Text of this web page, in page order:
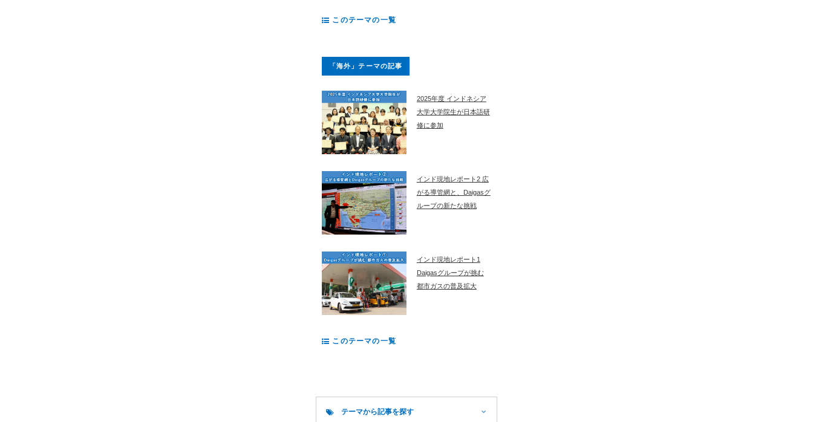
このテーマの一覧
「海外」テーマの記事
2025年度 インドネシア
大学大学院生が日本語研
修に参加
インド現地レポート2 広
がる導管網と、Daigasグ
ループの新たな挑戦
インド現地レポート1
Daigasグループが挑む
都市ガスの普及拡大
このテーマの一覧
テーマから記事を探す